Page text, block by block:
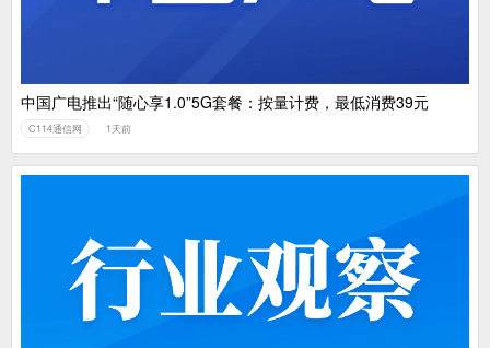
中国广电推出“随心享1.0”5G套餐：按量计费，最低消费39元
C114通信网 1天前